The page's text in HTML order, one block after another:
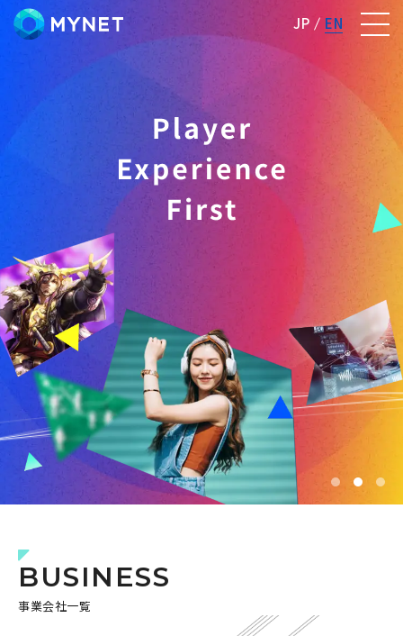
株式会社マイネット
JP EN
BUSINESS
事業会社一覧